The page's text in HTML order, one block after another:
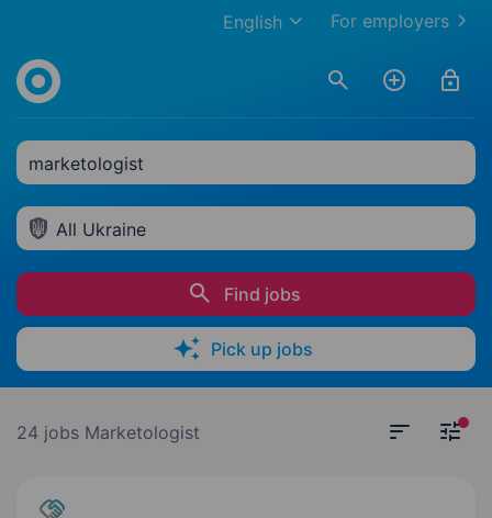
For employers
English
marketologist
All Ukraine
Find jobs
Pick up jobs
24 jobs Marketologist